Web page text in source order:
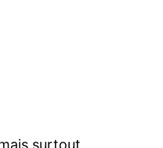
surtout